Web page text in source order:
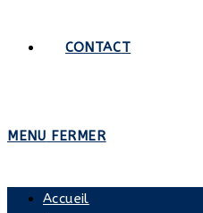
CONTACT
MENU FERMER
Accueil